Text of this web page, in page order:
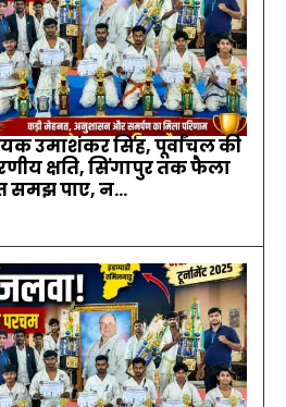
उमाशंकर सिंह, पूर्वांचल की
क्षति, सिंगापुर तक फैला
समझ पाए, न...